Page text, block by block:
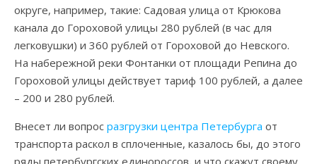
округе, например, такие: Садовая улица от Крюкова
канала до Гороховой улицы 280 рублей (в час для
легковушки) и 360 рублей от Гороховой до Невского.
На набережной реки Фонтанки от площади Репина до
Гороховой улицы действует тариф 100 рублей, а далее
– 200 и 280 рублей.
Внесет ли вопрос разгрузки центра Петербурга от
транспорта раскол в сплоченные, казалось бы, до этого
ряды петербургских единороссов, и что скажут своему